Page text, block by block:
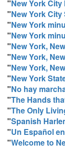
"New York City
"New York City
"New York
"New York
"New York,
"New York,
"New York,
"New York
"No hay
"The Hands
"The Only
"Spanish
"Un Español
"Welcome to